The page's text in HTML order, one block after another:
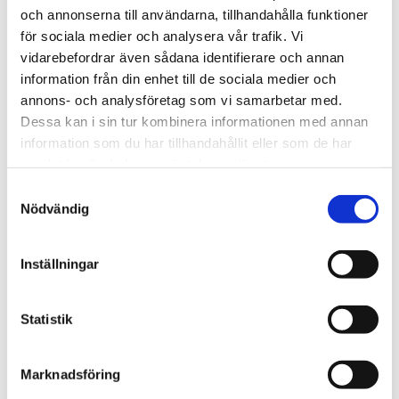
och annonserna till användarna, tillhandahålla funktioner
för sociala medier och analysera vår trafik. Vi
vidarebefordrar även sådana identifierare och annan
information från din enhet till de sociala medier och
annons- och analysföretag som vi samarbetar med.
Dessa kan i sin tur kombinera informationen med annan
information som du har tillhandahållit eller som de har
Nödvändig
Inställningar
Statistik
Marknadsföring
Regeringen
Kritiserade Israel – har
blivit utsedd till Sveriges
ambassadör i Libanon